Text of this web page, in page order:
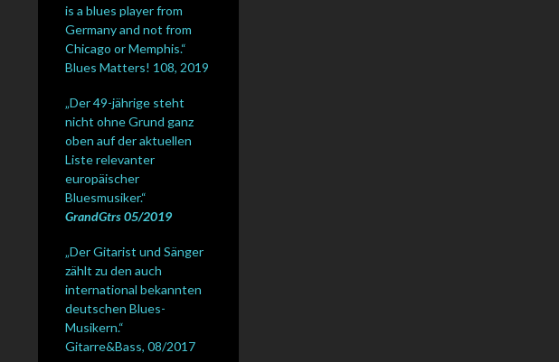
is a blues player from
Germany and not from
Chicago or Memphis.“
Blues Matters! 108, 2019
„Der 49-jährige steht
nicht ohne Grund ganz
oben auf der aktuellen
Liste relevanter
europäischer
Bluesmusiker.“
GrandGtrs 05/2019
„Der Gitarist und Sänger
zählt zu den auch
international bekannten
deutschen Blues-
Musikern.“
Gitarre&Bass, 08/2017